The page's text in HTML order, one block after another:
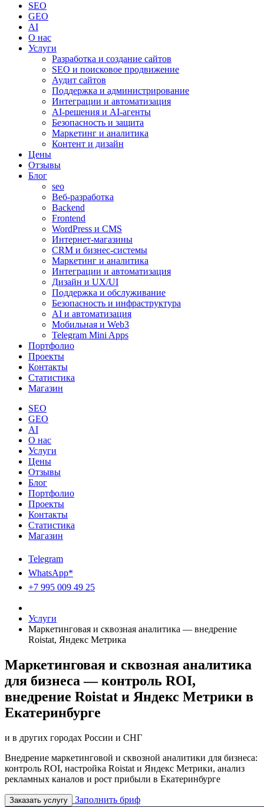
SEO
GEO
AI
О нас
Услуги
Разработка и создание сайтов
SEO и поисковое продвижение
Аудит сайтов
Поддержка и администрирование
Интеграции и автоматизация
AI-решения и AI-агенты
Безопасность и защита
Маркетинг и аналитика
Контент и дизайн
Цены
Отзывы
Блог
seo
Веб-разработка
Backend
Frontend
WordPress и CMS
Интернет-магазины
CRM и бизнес-системы
Маркетинг и аналитика
Интеграции и автоматизация
Дизайн и UX/UI
Поддержка и обслуживание
Безопасность и инфраструктура
AI и автоматизация
Мобильная и Web3
Telegram Mini Apps
Портфолио
Проекты
Контакты
Статистика
Магазин
SEO
GEO
AI
О нас
Услуги
Цены
Отзывы
Блог
Портфолио
Проекты
Контакты
Статистика
Магазин
Telegram
WhatsApp*
+7 995 009 49 25
Услуги
Маркетинговая и сквозная аналитика — внедрение
Roistat, Яндекс Метрика
Маркетинговая и сквозная аналитика
для бизнеса — контроль ROI,
внедрение Roistat и Яндекс Метрики в
Екатеринбурге
и в других городах России и СНГ
Внедрение маркетинговой и сквозной аналитики для бизнеса:
контроль ROI, настройка Roistat и Яндекс Метрики, анализ
рекламных каналов и рост прибыли в Екатеринбурге
Заказать услугу Заполнить бриф